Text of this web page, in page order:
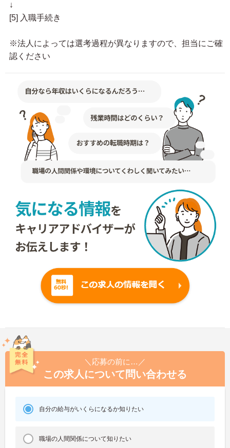
↓
[5] 入職手続き
※法人によっては選考過程が異なりますので、担当にご確
認ください
＼応募の前に…／
この求人について問い合わせる
自分の給与がいくらになるか知りたい
職場の人間関係について知りたい